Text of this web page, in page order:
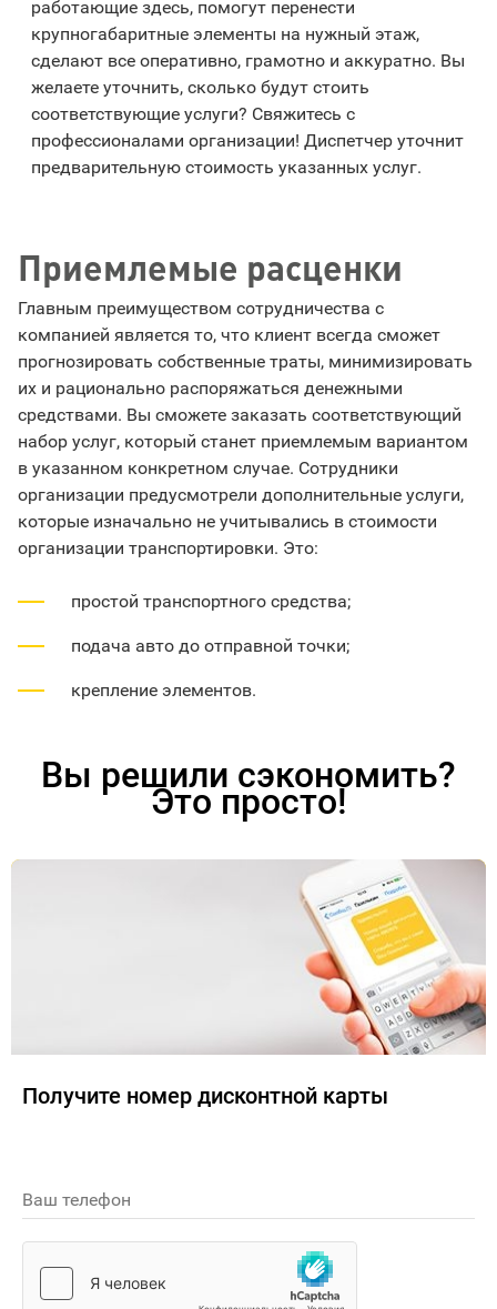
работающие здесь, помогут перенести
крупногабаритные элементы на нужный этаж,
сделают все оперативно, грамотно и аккуратно. Вы
желаете уточнить, сколько будут стоить
соответствующие услуги? Свяжитесь с
профессионалами организации! Диспетчер уточнит
предварительную стоимость указанных услуг.
Приемлемые расценки
Главным преимуществом сотрудничества с
компанией является то, что клиент всегда сможет
прогнозировать собственные траты, минимизировать
их и рационально распоряжаться денежными
средствами. Вы сможете заказать соответствующий
набор услуг, который станет приемлемым вариантом
в указанном конкретном случае. Сотрудники
организации предусмотрели дополнительные услуги,
которые изначально не учитывались в стоимости
организации транспортировки. Это:
простой транспортного средства;
подача авто до отправной точки;
крепление элементов.
Вы решили сэкономить?
Это просто!
Получите номер дисконтной карты
Ваш телефон